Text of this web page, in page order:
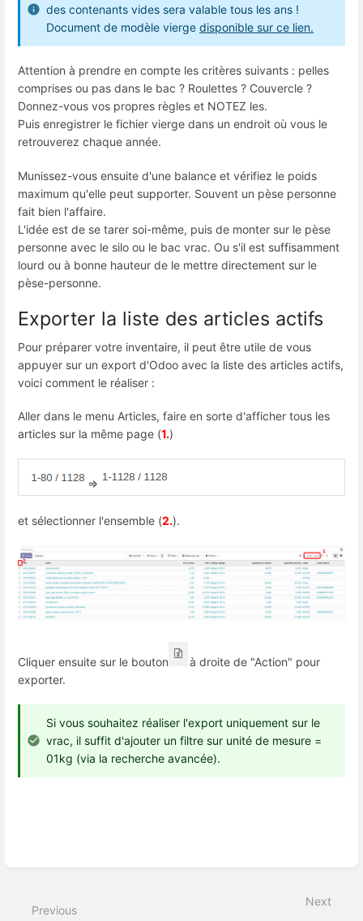
des contenants vides sera valable tous les ans !
Document de modèle vierge disponible sur ce lien.
Attention à prendre en compte les critères suivants : pelles
comprises ou pas dans le bac ? Roulettes ? Couvercle ?
Donnez-vous vos propres règles et NOTEZ les.
Puis enregistrer le fichier vierge dans un endroit où vous le
retrouverez chaque année.
Munissez-vous ensuite d'une balance et vérifiez le poids
maximum qu'elle peut supporter. Souvent un pèse personne
fait bien l'affaire.
L'idée est de se tarer soi-même, puis de monter sur le pèse
personne avec le silo ou le bac vrac. Ou s'il est suffisamment
lourd ou à bonne hauteur de le mettre directement sur le
pèse-personne.
Exporter la liste des articles actifs
Pour préparer votre inventaire, il peut être utile de vous
appuyer sur un export d'Odoo avec la liste des articles actifs,
voici comment le réaliser :
Aller dans le menu Articles, faire en sorte d'afficher tous les
articles sur la même page (1.)
=>
et sélectionner l'ensemble (2.).
Cliquer ensuite sur le bouton
à droite de "Action" pour
exporter.
Si vous souhaitez réaliser l'export uniquement sur le
vrac, il suffit d'ajouter un filtre sur unité de mesure =
01kg (via la recherche avancée).
mode
Previous
Next